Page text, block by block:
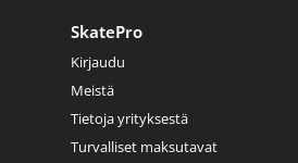
SkatePro
Kirjaudu
Meistä
Tietoja yrityksestä
Turvalliset maksutavat